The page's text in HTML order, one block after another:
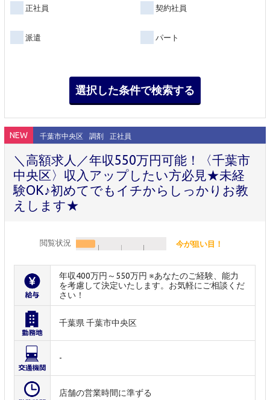
正社員 契約社員
派遣 パート
NEW 千葉市中央区 調剤 正社員
＼高額求人／年収550万円可能！〈千葉市
中央区〉収入アップしたい方必見★未経
験OK♪初めてでもイチからしっかりお教
えします★
閲覧状況 今が狙い目！
年収400万円～550万円 ※あなたのご経験、能力
を考慮して決定いたします。お気軽にご相談くだ
さい！
千葉県 千葉市中央区
-
店舗の営業時間に準ずる